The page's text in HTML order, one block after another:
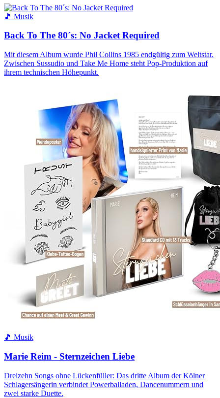
🎵 Musik
Back To The 80´s: No Jacket Required
Mit diesem Album wurde Phil Collins 1985 endgültig zum Weltstar.
Zwischen Sussudio und Take Me Home steht Pop-Produktion auf
ihrem technischen Höhepunkt.
🎵 Musik
Marie Reim - Sternzeichen Liebe
Dreizehn Songs ohne Lückenfüller: Das dritte Album der Kölner
Schlagersängerin verbindet Powerballaden, Dancenummern und
zwei starke Duette.